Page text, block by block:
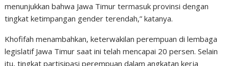
menunjukkan bahwa Jawa Timur termasuk provinsi dengan
tingkat ketimpangan gender terendah,” katanya.
Khofifah menambahkan, keterwakilan perempuan di lembaga
legislatif Jawa Timur saat ini telah mencapai 20 persen. Selain
itu, tingkat partisipasi perempuan dalam angkatan kerja